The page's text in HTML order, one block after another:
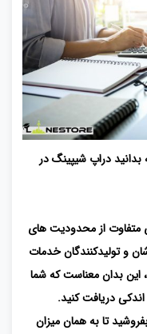
دراپ شیپینگ در
متفاوت از محدودیت های
و تولیدکنندگان خدمات
این بدان معناست که شما
دریافت کنید.
تا به همان میزان